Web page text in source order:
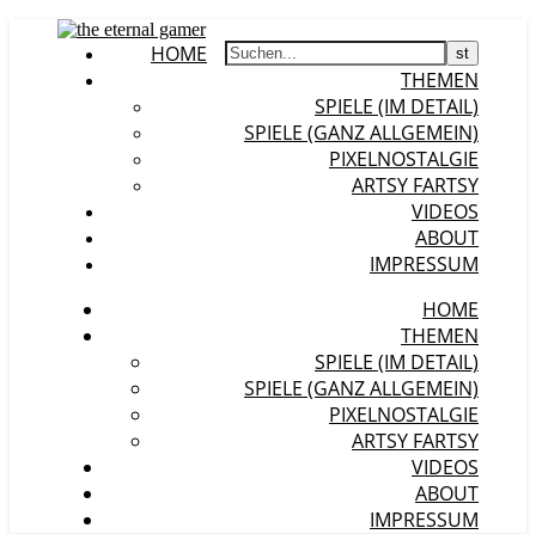
HOME
THEMEN
SPIELE (IM DETAIL)
SPIELE (GANZ ALLGEMEIN)
PIXELNOSTALGIE
ARTSY FARTSY
VIDEOS
ABOUT
IMPRESSUM
HOME
THEMEN
SPIELE (IM DETAIL)
SPIELE (GANZ ALLGEMEIN)
PIXELNOSTALGIE
ARTSY FARTSY
VIDEOS
ABOUT
IMPRESSUM